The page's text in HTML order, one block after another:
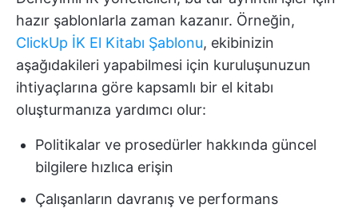
hazır şablonlarla zaman kazanır. Örneğin,
ClickUp İK El Kitabı Şablonu, ekibinizin
aşağıdakileri yapabilmesi için kuruluşunuzun
ihtiyaçlarına göre kapsamlı bir el kitabı
oluşturmanıza yardımcı olur:
Politikalar ve prosedürler hakkında güncel
bilgilere hızlıca erişin
Çalışanların davranış ve performans